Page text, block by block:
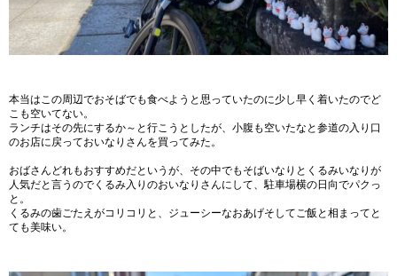
本当はこの周辺でおそばでも食べようと思っていたのに少し早く着いたのでど
こも空いてない。
ランチはその先にするか～と行こうとしたが、小腹も空いたなと参道の入り口
のお店に戻っておいなりさんを買ってみた。
おばさんどれもおすすめだというが、その中でもそばいなりとくるみいなりが
人気だと言うのでくるみ入りのおいなりさんにして、駐車場横の日向でパクっ
と。
くるみの歯ごたえがコリコリと、ジューシーなおあげそしてご飯と相まってと
ても美味い。